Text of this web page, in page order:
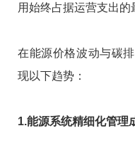
用始终占据运营支出的
在能源价格波动与碳
现以下趋势：
1.能源系统精细化管理